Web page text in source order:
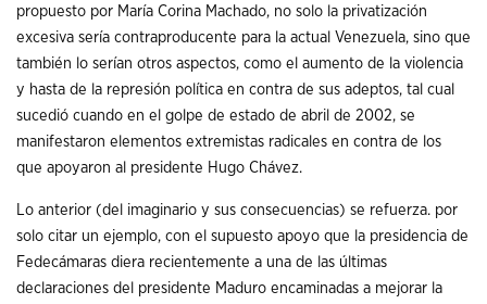
propuesto por María Corina Machado, no solo la privatización
excesiva sería contraproducente para la actual Venezuela, sino que
también lo serían otros aspectos, como el aumento de la violencia
y hasta de la represión política en contra de sus adeptos, tal cual
sucedió cuando en el golpe de estado de abril de 2002, se
manifestaron elementos extremistas radicales en contra de los
que apoyaron al presidente Hugo Chávez.
Lo anterior (del imaginario y sus consecuencias) se refuerza. por
solo citar un ejemplo, con el supuesto apoyo que la presidencia de
Fedecámaras diera recientemente a una de las últimas
declaraciones del presidente Maduro encaminadas a mejorar la